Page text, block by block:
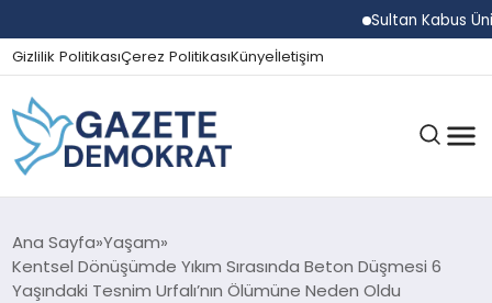
Sultan Kabus
Gizlilik PolitikasıÇerez PolitikasıKünyeİletişim
GÜNDEM
Ana Sayfa Yaşam
Kentsel Dönüşümde Yıkım Sırasında Beton Düşmesi 6
Yaşındaki Tesnim Urfalı’nın Ölümüne Neden Oldu